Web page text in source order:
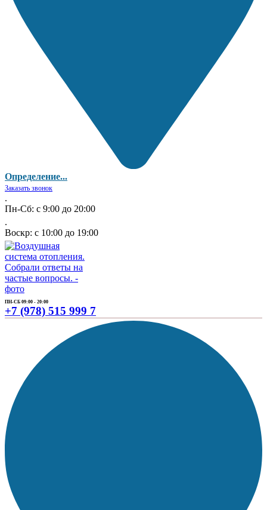
Определение...
Заказать звонок
.
Пн-Сб: с 9:00 до 20:00
.
Воскр: с 10:00 до 19:00
ПН-СБ 09:00 - 20:00
+7 (978) 515 999 7